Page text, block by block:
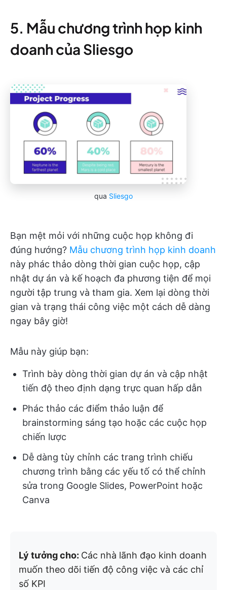
5. Mẫu chương trình họp kinh
doanh của Sliesgo
qua Sliesgo
Bạn mệt mỏi với những cuộc họp không đi
đúng hướng? Mẫu chương trình họp kinh doanh
này phác thảo dòng thời gian cuộc họp, cập
nhật dự án và kế hoạch đa phương tiện để mọi
người tập trung và tham gia. Xem lại dòng thời
gian và trạng thái công việc một cách dễ dàng
ngay bây giờ!
Mẫu này giúp bạn:
Trình bày dòng thời gian dự án và cập nhật
tiến độ theo định dạng trực quan hấp dẫn
Phác thảo các điểm thảo luận để
brainstorming sáng tạo hoặc các cuộc họp
chiến lược
Dễ dàng tùy chỉnh các trang trình chiếu
chương trình bằng các yếu tố có thể chỉnh
sửa trong Google Slides, PowerPoint hoặc
Canva
Lý tưởng cho: Các nhà lãnh đạo kinh doanh
muốn theo dõi tiến độ công việc và các chỉ
số KPI